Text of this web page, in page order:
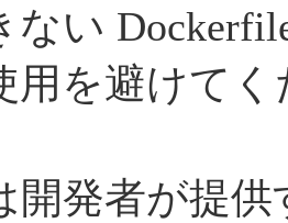
ない
用を避けて
開発者が提